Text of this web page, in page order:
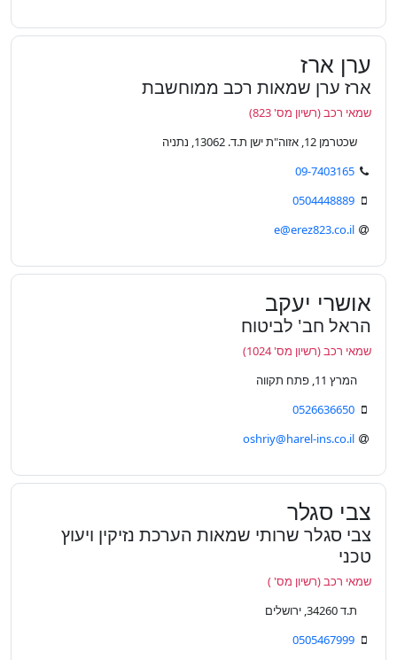
ערן ארז
ארז ערן שמאות רכב ממוחשבת
שמאי רכב (רשיון מס' 823)
שכטרמן 12, אזוה"ת ישן ת.ד. 13062, נתניה
09-7403165
0504448889
e@erez823.co.il
אושרי יעקב
הראל חב' לביטוח
שמאי רכב (רשיון מס' 1024)
המרץ 11, פתח תקווה
0526636650
oshriy@harel-ins.co.il
צבי סגלר
צבי סגלר שרותי שמאות הערכת נזיקין ויעוץ
טכני
שמאי רכב (רשיון מס' )
ת.ד 34260, ירושלים
0505467999